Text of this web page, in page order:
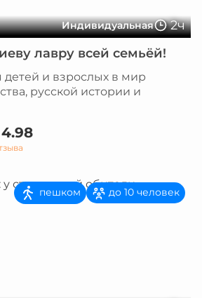
Индивидуальная
2ч
лавру всей семьёй!
детей и взрослых в мир
русской истории и
4.98
пешком до 10 человек